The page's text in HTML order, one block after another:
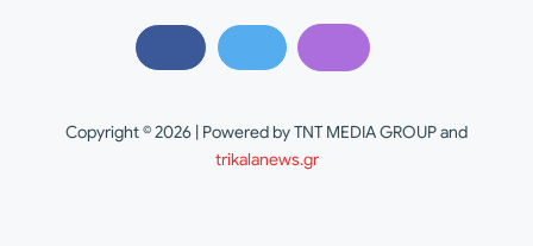
Copyright © 2026 | Powered by TNT MEDIA GROUP and
trikalanews.gr